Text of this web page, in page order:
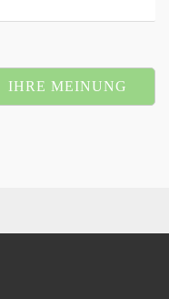
IHRE MEINUNG